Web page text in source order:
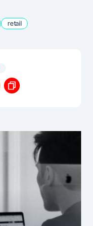
retail